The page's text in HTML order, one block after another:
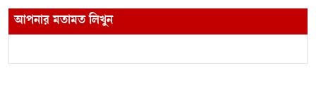
আপনার মতামত লিখুন